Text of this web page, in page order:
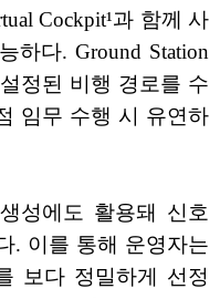
Cockpit¹과 함께 사
하다. Ground Station
정된 비행 경로를 수
임무 수행 시 유연하
성에도 활용돼 신호
. 이를 통해 운영자는
보다 정밀하게 선정